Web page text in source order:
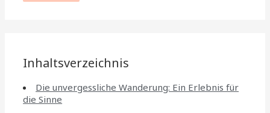
Inhaltsverzeichnis
Die unvergessliche Wanderung: Ein Erlebnis für
die Sinne